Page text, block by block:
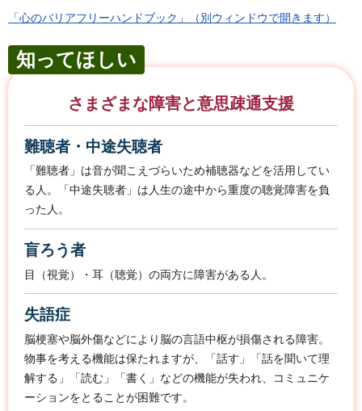
「心のバリアフリーハンドブック」（別ウィンドウで開きます）
知ってほしい
さまざまな障害と意思疎通支援
難聴者・中途失聴者
「難聴者」は音が聞こえづらいため補聴器などを活用してい
る人。「中途失聴者」は人生の途中から重度の聴覚障害を負
った人。
盲ろう者
目（視覚）・耳（聴覚）の両方に障害がある人。
失語症
脳梗塞や脳外傷などにより脳の言語中枢が損傷される障害。
物事を考える機能は保たれますが、「話す」「話を聞いて理
解する」「読む」「書く」などの機能が失われ、コミュニケ
ーションをとることが困難です。